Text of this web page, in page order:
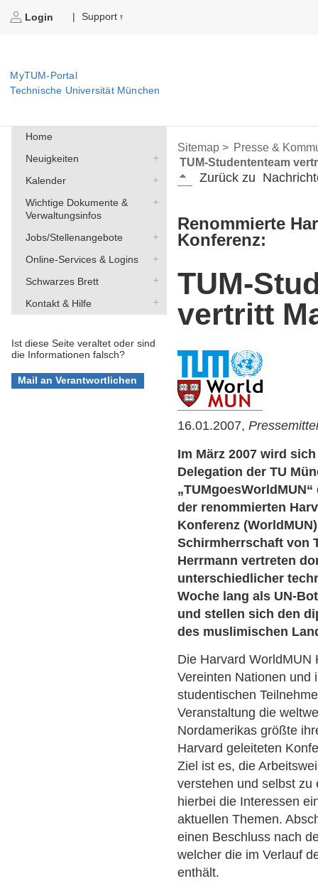
Login | Support
MyTUM-Portal
Technische Universität München
Home
Neuigkeiten
Kalender
Wichtige Dokumente &
Verwaltungsinfos
Jobs/Stellenangebote
Online-Services & Logins
Schwarzes Brett
Kontakt & Hilfe
Ist diese Seite veraltet oder sind
die Informationen falsch?
Sitemap > Presse &
TUM-Studententeam
Zurück zu
Renommierte
Konferenz:
TUM-
vertritt
16.01.2007,
Im März 2007 wird
Delegation der TU
der renommierten
Konferenz
Schirmherrschaft von
Herrmann vertreten
unterschiedlicher
Woche lang als UN-
und stellen sich den
des muslimischen
Die Harvard WorldMUN
Vereinten Nationen und
studentischen
Veranstaltung die
Nordamerikas größte
Harvard geleiteten
Ziel ist es, die
verstehen und selbst
hierbei die Interessen
aktuellen Themen.
einen Beschluss nach
welcher die im Verlauf
enthält.